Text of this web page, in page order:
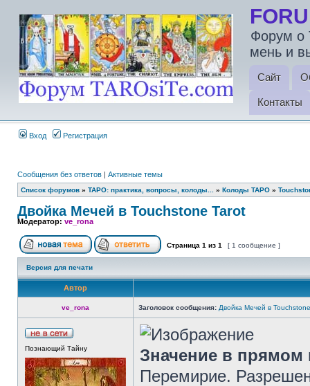
Форум о
мень и
Сайт
Контакты
Вход Регистрация
Сообщения без ответов | Активные темы
Список форумов » ТАРО: практика, вопросы, колоды... » Колоды ТАРО »
Двойка Мечей в Touchstone Tarot
Модератор: ve_rona
Страница 1 из 1 [ 1 сообщение ]
Версия для печати
Автор
ve_rona Заголовок сообщения: Двойка Мечей в
Познающий Тайну
Значение в прямом
Перемирие.